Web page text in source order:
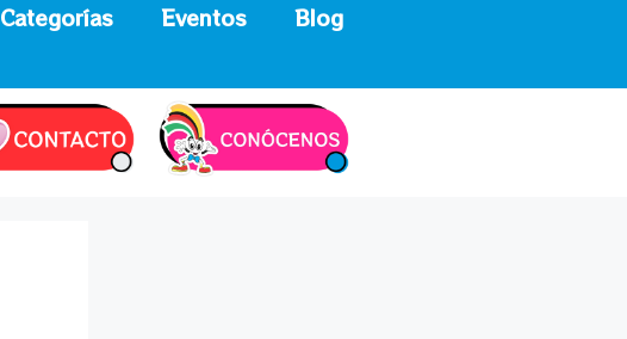
Categorías
Eventos Blog